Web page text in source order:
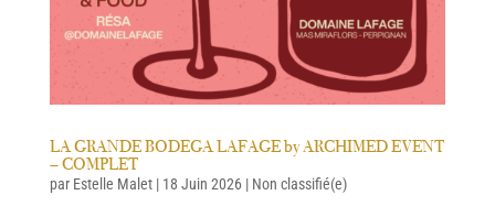
LA GRANDE BODEGA LAFAGE by ARCHIMED EVENT
– COMPLET
par Estelle Malet| 18 Juin 2026| Non classifié(e)